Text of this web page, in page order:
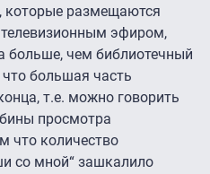
которые размещаются
телевизионным эфиром,
больше, чем библиотечный
большая часть
т.е. можно говорить
просмотра
что количество
со мной“ зашкалило